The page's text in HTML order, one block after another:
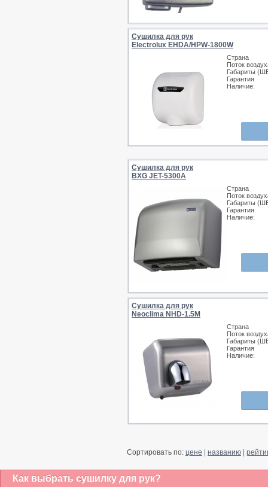
Сушилка для рук
Electrolux EHDA/HPW-1800W
Страна
Поток
Габариты
Гарантия
Наличие:
Сушилка для рук
BXG JET-5300A
Страна
Поток
Габариты
Гарантия
Наличие:
Сушилка для рук
Neoclima NHD-1.5M
Страна
Поток
Габариты
Гарантия
Наличие:
Сортировать по: цене названию
Как выбрать сушилку для рук?